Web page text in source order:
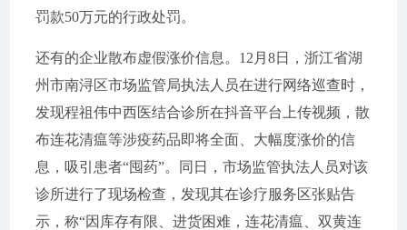
罚款50万元的行政处罚。
还有的企业散布虚假涨价信息。12月8日，浙江省湖
州市南浔区市场监管局执法人员在进行网络巡查时，
发现程祖伟中西医结合诊所在抖音平台上传视频，散
布连花清瘟等涉疫药品即将全面、大幅度涨价的信
息，吸引患者“囤药”。同日，市场监管执法人员对该
诊所进行了现场检查，发现其在诊疗服务区张贴告
示，称“因库存有限、进货困难，连花清瘟、双黄连